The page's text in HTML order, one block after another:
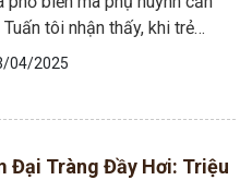
Tuấn tôi nhận thấy, khi trẻ…
04/2025
Đại Tràng Đầy Hơi: Triệu